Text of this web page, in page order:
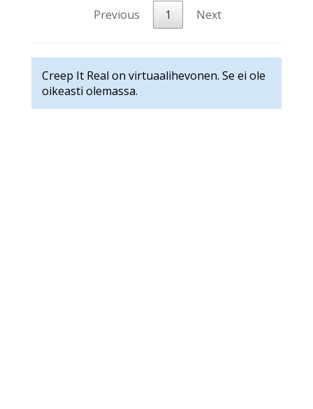
Previous 1 Next
Creep It Real on virtuaalihevonen. Se ei ole
oikeasti olemassa.